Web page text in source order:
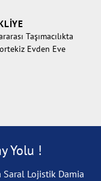
Taşımacılıkta
Evden Eve
Yolu !
Saral Lojistik Damia